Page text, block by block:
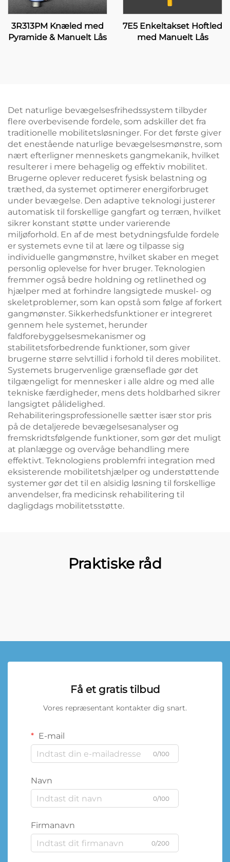
3R313PM Knæled med
Pyramide & Manuelt Lås
7E5 Enkeltakset Hoftled
med Manuelt Lås
Det naturlige bevægelsesfrihedssystem tilbyder
flere overbevisende fordele, som adskiller det fra
traditionelle mobilitetsløsninger. For det første giver
det enestående naturlige bevægelsesmønstre, som
nært efterligner menneskets gangmekanik, hvilket
resulterer i mere behagelig og effektiv mobilitet.
Brugerne oplever reduceret fysisk belastning og
træthed, da systemet optimerer energiforbruget
under bevægelse. Den adaptive teknologi justerer
automatisk til forskellige gangfart og terræn, hvilket
sikrer konstant støtte under varierende
miljøforhold. En af de mest betydningsfulde fordele
er systemets evne til at lære og tilpasse sig
individuelle gangmønstre, hvilket skaber en meget
personlig oplevelse for hver bruger. Teknologien
fremmer også bedre holdning og retlinethed og
hjælper med at forhindre langsigtede muskel- og
skeletproblemer, som kan opstå som følge af forkert
gangmønster. Sikkerhedsfunktioner er integreret
gennem hele systemet, herunder
faldforebyggelsesmekanismer og
stabilitetsforbedrende funktioner, som giver
brugerne større selvtillid i forhold til deres mobilitet.
Systemets brugervenlige grænseflade gør det
tilgængeligt for mennesker i alle aldre og med alle
tekniske færdigheder, mens dets holdbarhed sikrer
langsigtet pålidelighed.
Rehabiliteringsprofessionelle sætter især stor pris
på de detaljerede bevægelsesanalyser og
fremskridtsfølgende funktioner, som gør det muligt
at planlægge og overvåge behandling mere
effektivt. Teknologiens problemfri integration med
eksisterende mobilitetshjælper og understøttende
systemer gør det til en alsidig løsning til forskellige
anvendelser, fra medicinsk rehabilitering til
dagligdags mobilitetsstøtte.
Praktiske råd
Få et gratis tilbud
Vores repræsentant kontakter dig snart.
E-mail
0/100
Navn
0/100
Firmanavn
0/200